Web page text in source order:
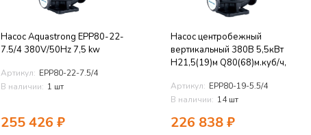
Насос Aquastrong EPP80-22-
7.5/4 380V/50Hz 7,5 kw
Артикул: EPP80-22-7.5/4
В наличии: 1 шт
255 426 ₽
Насос центробежный
вертикальный 380В 5,5кВт
H21,5(19)м Q80(68)м.куб/ч,
Артикул: EPP80-19-5.5/4
В наличии: 14 шт
226 838₽